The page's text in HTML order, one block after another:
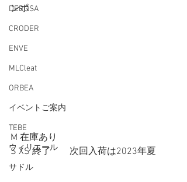
DEROSA
CRODER
ENVE
MLCleat
ORBEA
イベントご案内
TEBE
ウィリエール
サドル
ンポ
M 在庫あり
S XS 終了　　次回入荷は2023年夏